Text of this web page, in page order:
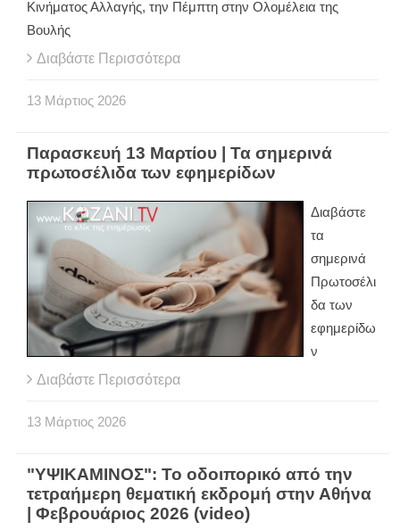
Κινήματος Αλλαγής, την Πέμπτη στην Ολομέλεια της
Βουλής
Διαβάστε Περισσότερα
13 Μάρτιος 2026
Παρασκευή 13 Μαρτίου | Τα σημερινά
πρωτοσέλιδα των εφημερίδων
Διαβάστε
τα
σημερινά
Πρωτοσέλι
δα των
εφημερίδω
ν
Διαβάστε Περισσότερα
13 Μάρτιος 2026
"ΥΨΙΚΑΜΙΝΟΣ": Το οδοιπορικό από την
τετραήμερη θεματική εκδρομή στην Αθήνα
| Φεβρουάριος 2026 (video)